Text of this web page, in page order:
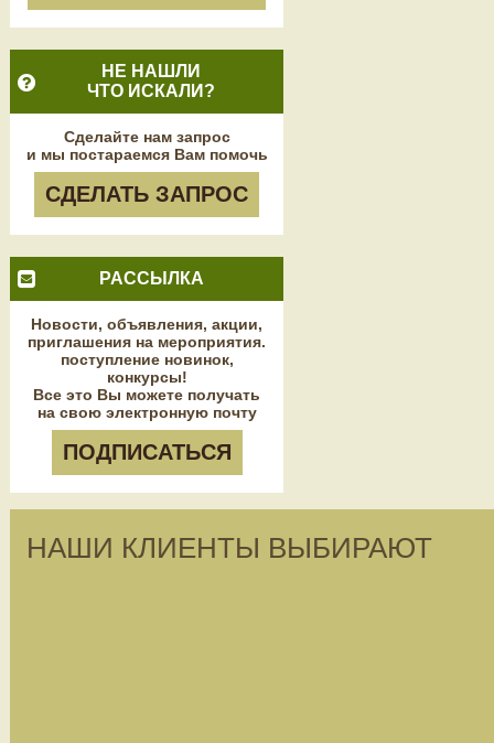
НЕ НАШЛИ
ЧТО ИСКАЛИ?
Сделайте нам запрос
и мы постараемся Вам помочь
СДЕЛАТЬ ЗАПРОС
РАССЫЛКА
Новости, объявления, акции,
приглашения на мероприятия.
поступление новинок,
конкурсы!
Все это Вы можете получать
на свою электронную почту
ПОДПИСАТЬСЯ
НАШИ КЛИЕНТЫ ВЫБИРАЮТ